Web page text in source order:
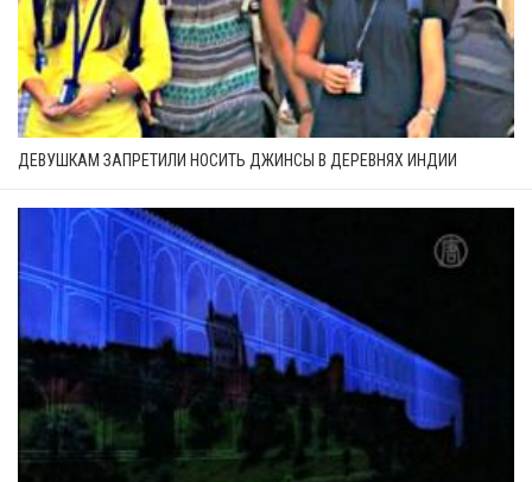
ДЕВУШКАМ ЗАПРЕТИЛИ НОСИТЬ ДЖИНСЫ В ДЕРЕВНЯХ ИНДИИ